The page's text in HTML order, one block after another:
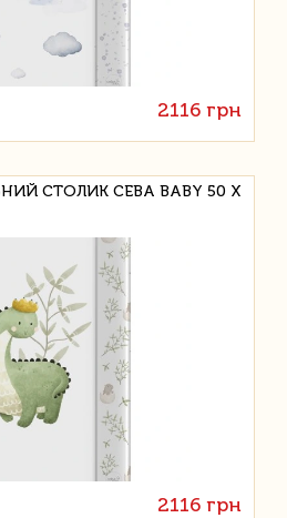
2116 грн
СТОЛИК CEBA BABY 50 Х
2116 грн